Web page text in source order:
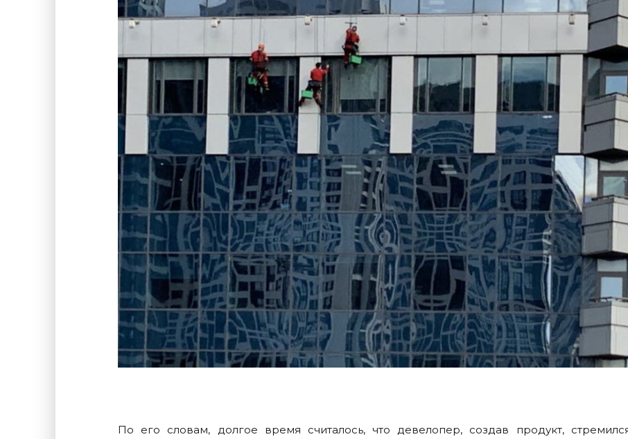
По его словам, долгое время считалось, что девелопер, создав продукт,